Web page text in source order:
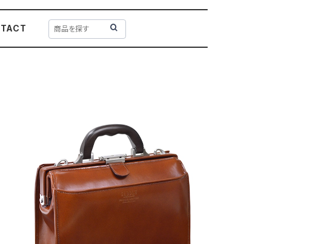
ラダー LADDER ビジネスバッグ メンズ 223
05-8H ダークブラウン ブラウン
¥32,700